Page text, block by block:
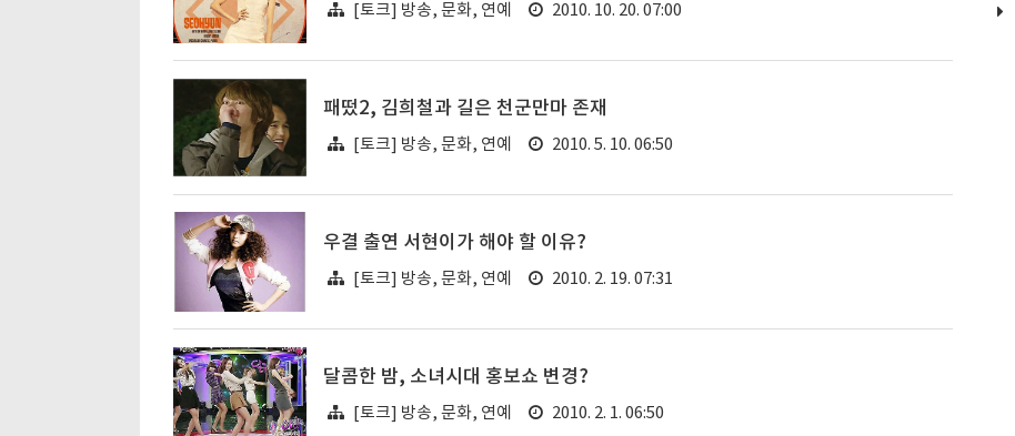
[토크] 방송, 문화, 연예 2010. 10. 20. 07:00
패떴2, 김희철과 길은 천군만마 존재
[토크] 방송, 문화, 연예 2010. 5. 10. 06:50
우결 출연 서현이가 해야 할 이유?
[토크] 방송, 문화, 연예 2010. 2. 19. 07:31
달콤한 밤, 소녀시대 홍보쇼 변경?
[토크] 방송, 문화, 연예 2010. 2. 1. 06:50